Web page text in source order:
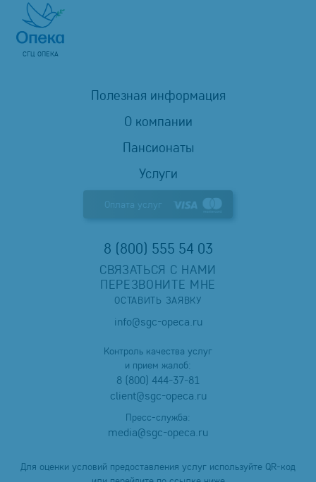
СГЦ ОПЕКА
Пансионаты
Услуги
Полезная информация
О компании
Оплата услуг
8 (800) 555 54 03
СВЯЗАТЬСЯ С НАМИ
ПЕРЕЗВОНИТЕ МНЕ
ОСТАВИТЬ ЗАЯВКУ
info@sgc-opeca.ru
Контроль качества услуг
и прием жалоб:
8 (800) 444-37-81
client@sgc-opeca.ru
Пресс-служба:
media@sgc-opeca.ru
Для оценки условий предоставления услуг используйте QR-код